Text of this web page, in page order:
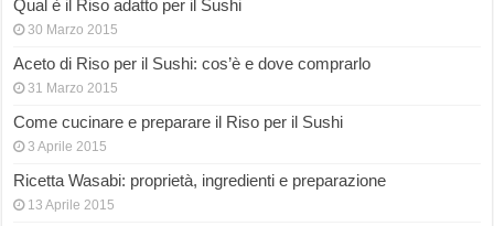
Qual è il Riso adatto per il Sushi
30 Marzo 2015
Aceto di Riso per il Sushi: cos’è e dove comprarlo
31 Marzo 2015
Come cucinare e preparare il Riso per il Sushi
3 Aprile 2015
Ricetta Wasabi: proprietà, ingredienti e preparazione
13 Aprile 2015